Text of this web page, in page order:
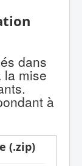
dans
la mise
à
(.zip)